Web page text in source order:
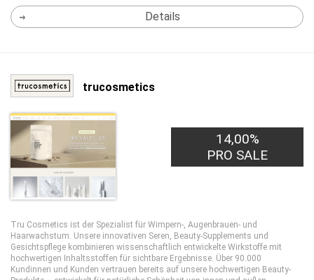
Details
trucosmetics
14,00%
PRO SALE
Tru Cosmetics ist der Spezialist für Wimpern-, Augenbrauen- und
Haarwachstum. Unsere innovativen Seren, Beauty-Supplements und
Gesichtspflege kombinieren wissenschaftlich entwickelte Wirkstoffe mit
hochwertigen Inhaltsstoffen für sichtbare Ergebnisse. Über 90.000
Kundinnen und Kunden vertrauen bereits auf unsere hochwertigen Beauty-